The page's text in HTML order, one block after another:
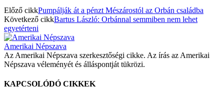
Előző cikkPumpálják át a pénzt Mészárostól az Orbán családba
Következő cikkBartus László: Orbánnal semmiben nem lehet
egyetérteni
Amerikai Népszava
Az Amerikai Népszava szerkesztőségi cikke. Az írás az Amerikai
Népszava véleményét és álláspontját tükrözi.
KAPCSOLÓDÓ CIKKEK